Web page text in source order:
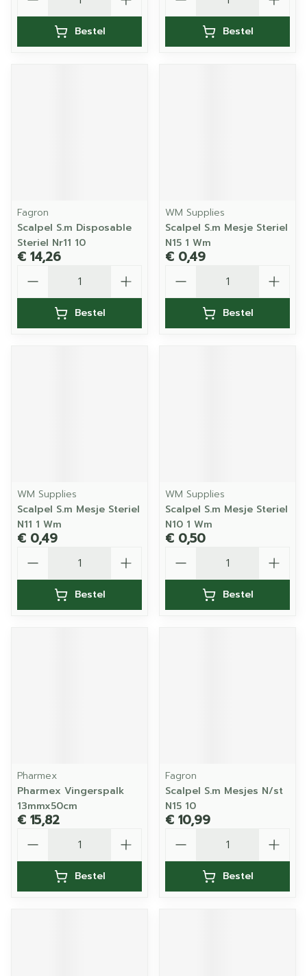
Bestel Bestel
Fagron
Scalpel S.m Disposable
Steriel Nr11 10
€ 14,26
Bestel
WM Supplies
Scalpel S.m Mesje Steriel
N15 1 Wm
€ 0,49
Bestel
WM Supplies
Scalpel S.m Mesje Steriel
N11 1 Wm
€ 0,49
Bestel
WM Supplies
Scalpel S.m Mesje Steriel
N10 1 Wm
€ 0,50
Bestel
Pharmex
Pharmex Vingerspalk
13mmx50cm
€ 15,82
Bestel
Fagron
Scalpel S.m Mesjes N/st
N15 10
€ 10,99
Bestel